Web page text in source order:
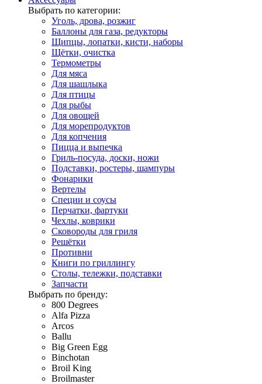
Выбрать по категории:
Уголь, дрова, розжиг
Баллоны для газа, редукторы
Щипцы, лопатки, кисти, наборы
Щётки, очистка
Термометры
Для мяса
Для шашлыка
Для птицы
Для рыбы
Для овощей
Для морепродуктов
Для копчения
Пицца и выпечка
Гриль-посуда, доски, ножи
Подставки, ростеры, шампуры
Фонарики
Вертелы
Специи и соусы
Перчатки, фартуки
Чехлы, коврики
Сковороды для гриля
Решётки
Противни
Книги по гриллингу
Столы, тележки, подставки
Запчасти
Выбрать по бренду:
800 Degrees
Alfa Pizza
Arcos
Ballu
Big Green Egg
Binchotan
Broil King
Broilmaster